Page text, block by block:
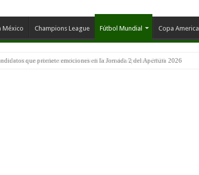
México Champions League Fútbol Mundial Copa America
que promete emociones en la Jornada 2 del Apertura 2026